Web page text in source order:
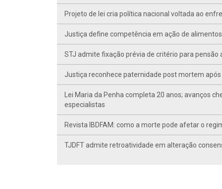
Projeto de lei cria política nacional voltada ao
Justiça define competência em ação de
STJ admite fixação prévia de critério para
Justiça reconhece paternidade post mortem
Lei Maria da Penha completa 20 anos; avanços
especialistas
Revista IBDFAM: como a morte pode afetar o
TJDFT admite retroatividade em alteração